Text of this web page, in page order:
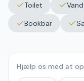
Toilet
Vand
Bookbar
Hjælp os med at